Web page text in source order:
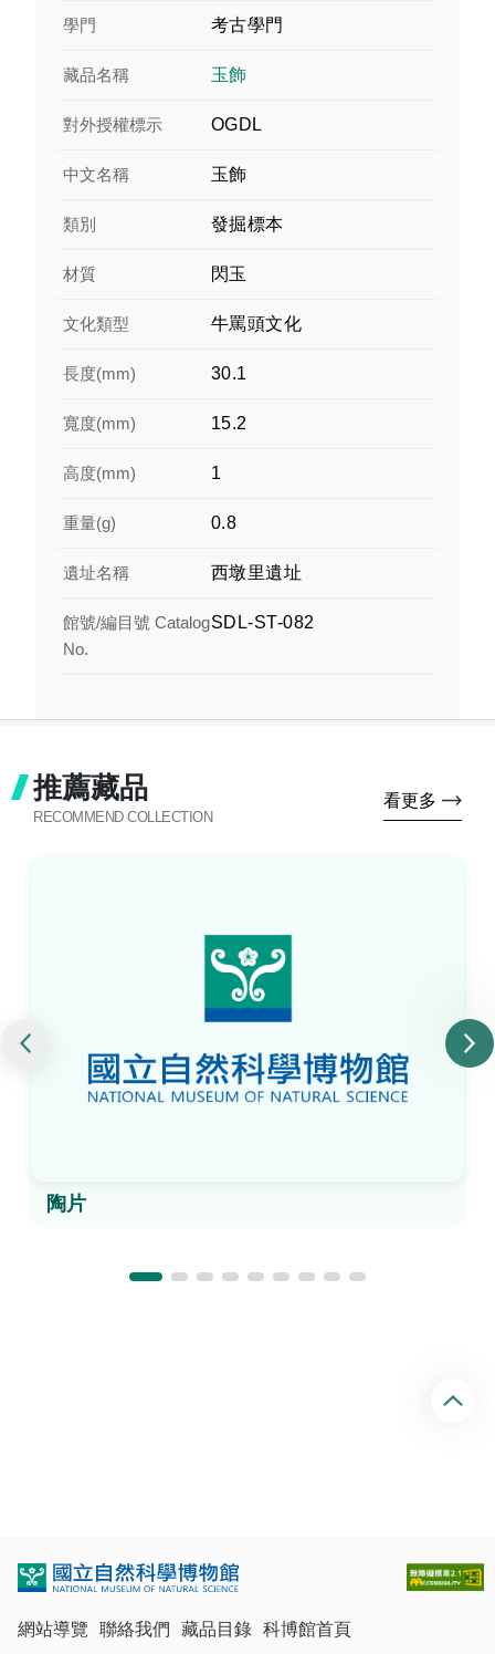
學門 考古學門
藏品名稱 玉飾
對外授權標示 OGDL
中文名稱 玉飾
類別 發掘標本
材質 閃玉
文化類型 牛罵頭文化
長度(mm) 30.1
寬度(mm) 15.2
高度(mm) 1
重量(g) 0.8
遺址名稱 西墩里遺址
館號/編目號 Catalog
No.
SDL-ST-082
推薦藏品
RECOMMEND COLLECTION
看更多
陶片
網站導覽 聯絡我們 藏品目錄 科博館首頁
回
頂
端